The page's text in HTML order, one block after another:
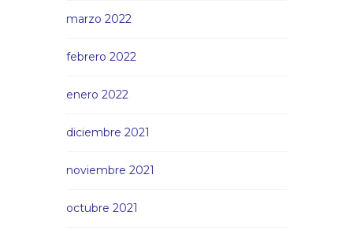
marzo 2022
febrero 2022
enero 2022
diciembre 2021
noviembre 2021
octubre 2021